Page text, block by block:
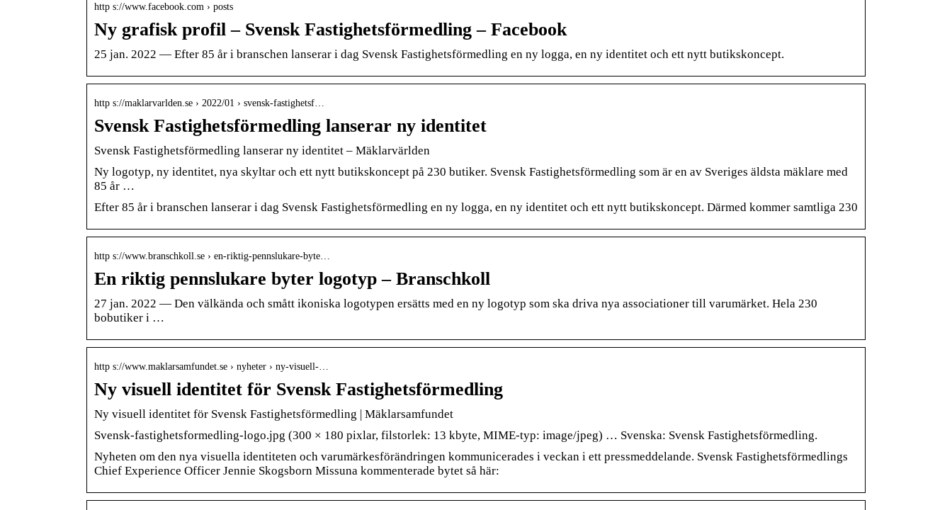
http s://www.facebook.com › posts
Ny grafisk profil – Svensk Fastighetsförmedling – Facebook
25 jan. 2022 — Efter 85 år i branschen lanserar i dag Svensk Fastighetsförmedling en ny logga, en ny identitet och ett nytt butikskoncept.
http s://maklarvarlden.se › 2022/01 › svensk-fastighetsf…
Svensk Fastighetsförmedling lanserar ny identitet
Svensk Fastighetsförmedling lanserar ny identitet – Mäklarvärlden
Ny logotyp, ny identitet, nya skyltar och ett nytt butikskoncept på 230 butiker. Svensk Fastighetsförmedling som är en av Sveriges äldsta mäklare med
85 år …
Efter 85 år i branschen lanserar i dag Svensk Fastighetsförmedling en ny logga, en ny identitet och ett nytt butikskoncept. Därmed kommer samtliga 230
http s://www.branschkoll.se › en-riktig-pennslukare-byte…
En riktig pennslukare byter logotyp – Branschkoll
27 jan. 2022 — Den välkända och smått ikoniska logotypen ersätts med en ny logotyp som ska driva nya associationer till varumärket. Hela 230
bobutiker i …
http s://www.maklarsamfundet.se › nyheter › ny-visuell-…
Ny visuell identitet för Svensk Fastighetsförmedling
Ny visuell identitet för Svensk Fastighetsförmedling | Mäklarsamfundet
Svensk-fastighetsformedling-logo.jpg ‎(300 × 180 pixlar, filstorlek: 13 kbyte, MIME-typ: image/jpeg) … Svenska: Svensk Fastighetsförmedling.
Nyheten om den nya visuella identiteten och varumärkesförändringen kommunicerades i veckan i ett pressmeddelande. Svensk Fastighetsförmedlings
Chief Experience Officer Jennie Skogsborn Missuna kommenterade bytet så här: